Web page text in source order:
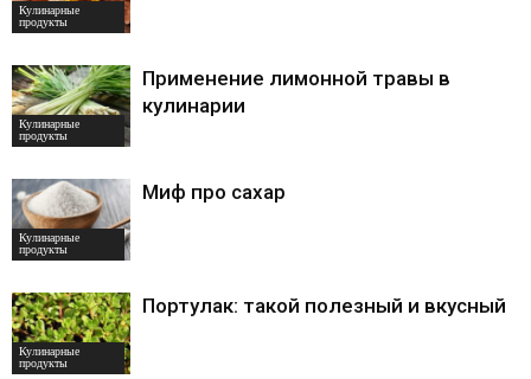
Кулинарные
продукты
Кулинарные
продукты
Применение лимонной травы в
кулинарии
Кулинарные
продукты
Миф про сахар
Кулинарные
продукты
Портулак: такой полезный и вкусный